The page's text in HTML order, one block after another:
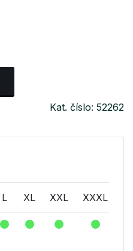
Kat. číslo: 52262
L XL XXL XXXL